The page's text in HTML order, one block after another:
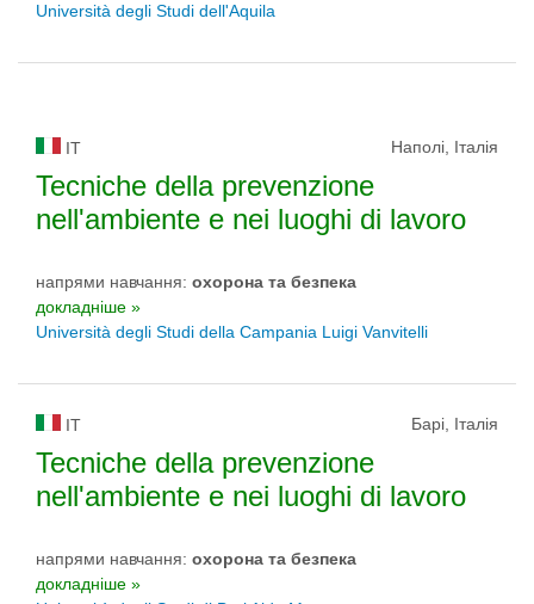
Università degli Studi dell'Aquila
IT Наполі, Італія
Tecniche della prevenzione
nell'ambiente e nei luoghi di lavoro
напрями навчання: охорона та безпека
докладніше »
Università degli Studi della Campania Luigi Vanvitelli
IT Барі, Італія
Tecniche della prevenzione
nell'ambiente e nei luoghi di lavoro
напрями навчання: охорона та безпека
докладніше »